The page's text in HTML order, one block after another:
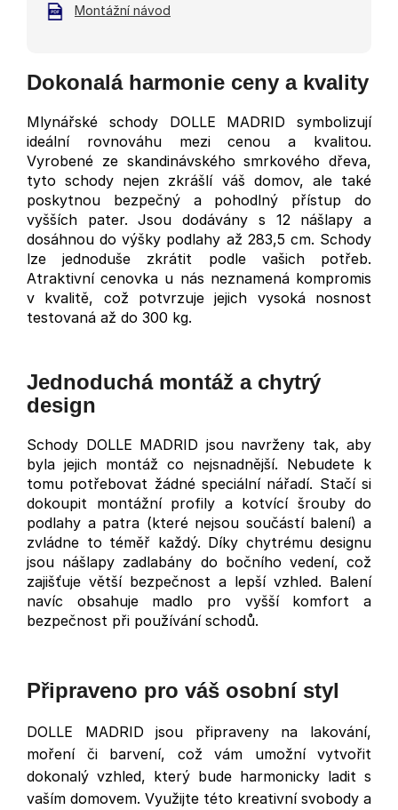
Montážní návod
Dokonalá harmonie ceny a kvality
Mlynářské schody DOLLE MADRID symbolizují
ideální rovnováhu mezi cenou a kvalitou.
Vyrobené ze skandinávského smrkového dřeva,
tyto schody nejen zkrášlí váš domov, ale také
poskytnou bezpečný a pohodlný přístup do
vyšších pater. Jsou dodávány s 12 nášlapy a
dosáhnou do výšky podlahy až 283,5 cm. Schody
lze jednoduše zkrátit podle vašich potřeb.
Atraktivní cenovka u nás neznamená kompromis
v kvalitě, což potvrzuje jejich vysoká nosnost
testovaná až do 300 kg.
Jednoduchá montáž a chytrý
design
Schody DOLLE MADRID jsou navrženy tak, aby
byla jejich montáž co nejsnadnější. Nebudete k
tomu potřebovat žádné speciální nářadí. Stačí si
dokoupit montážní profily a kotvící šrouby do
podlahy a patra (které nejsou součástí balení) a
zvládne to téměř každý. Díky chytrému designu
jsou nášlapy zadlabány do bočního vedení, což
zajišťuje větší bezpečnost a lepší vzhled. Balení
navíc obsahuje madlo pro vyšší komfort a
bezpečnost při používání schodů.
Připraveno pro váš osobní styl
DOLLE MADRID jsou připraveny na lakování,
moření či barvení, což vám umožní vytvořit
dokonalý vzhled, který bude harmonicky ladit s
vaším domovem. Využijte této kreativní svobody a